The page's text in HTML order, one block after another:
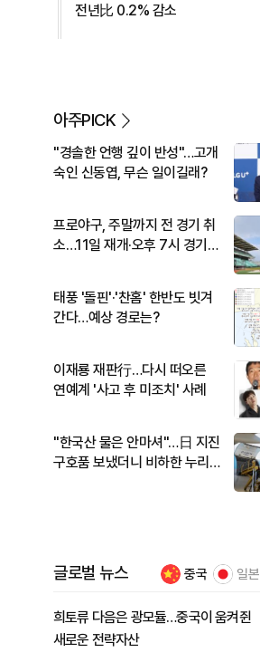
전년比 0.2% 감소
아주PICK
"경솔한 언행 깊이 반성"…고개
숙인 신동엽, 무슨 일이길래?
프로야구, 주말까지 전 경기 취
소…11일 재개·오후 7시 경기
태풍 '돌핀'·'찬홈' 한반도 빗겨
간다…예상 경로는?
이재룡 재판行…다시 떠오른
연예계 '사고 후 미조치' 사례
"한국산 물은 안마셔"…日 지진
구호품 보냈더니 비하한 누리
글로벌 뉴스 중국 일본
희토류 다음은 광모듈…중국이 움켜쥔
새로운 전략자산